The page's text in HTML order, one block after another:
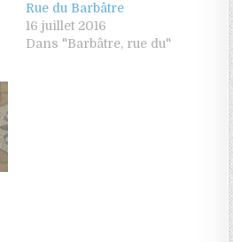
Rue du Barbâtre
16 juillet 2016
Dans "Barbâtre, rue du"